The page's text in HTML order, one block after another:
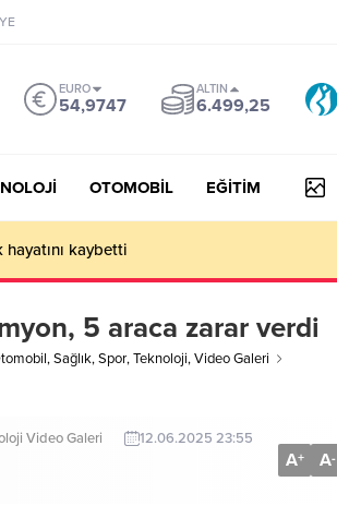
EURO
54,9747
ALTIN
6.499,25
OTOMOBİL EĞİTİM
hayatını kaybetti
5 araca zarar verdi
,Sağlık,Spor,Teknoloji,Video Galeri
Video Galeri 12.06.2025 23:55
A+ A-